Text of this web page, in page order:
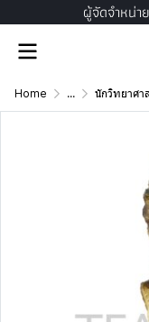
ผู้จัดจำหน่า
Home ... นักวิทยาศา